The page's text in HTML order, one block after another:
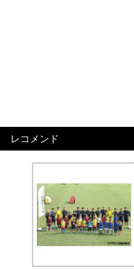
レコメンド